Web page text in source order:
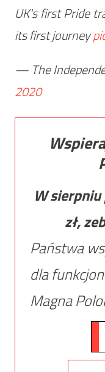
UK's first Pride
its first journey
— The
2020
W
zł,
Państwa
dla
Magna